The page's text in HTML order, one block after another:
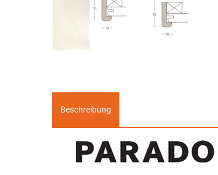
Beschreibung